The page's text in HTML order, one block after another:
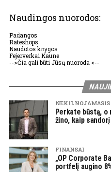
Naudingos nuorodos:
Padangos
Rateshops
Naudotos knygos
Fejerverkai Kaune
-->Čia gali būti Jūsų nuoroda <--
NEKILNOJAMASIS
Perkate būstą, o
žino, kaip
FINANSAI
„OP Corporate
portfelį augino